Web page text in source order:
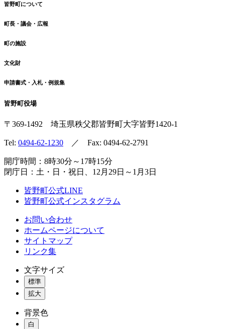
皆野町について
町長・議会・広報
町の施設
文化財
申請書式・入札・例規集
皆野町役場
〒369-1492 埼玉県秩父郡皆野町大字皆野1420-1
Tel: 0494-62-1230 ／ Fax: 0494-62-2791
開庁時間：8時30分～17時15分
閉庁日：土・日・祝日、12月29日～1月3日
皆野町公式LINE
皆野町公式インスタグラム
お問い合わせ
ホームページについて
サイトマップ
リンク集
文字サイズ
標準
拡大
背景色
白